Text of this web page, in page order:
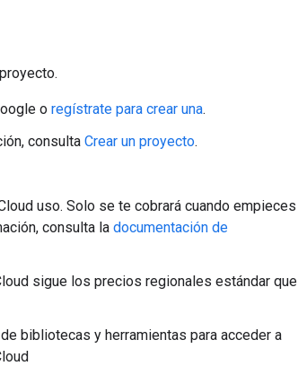
o regístrate para crear una.
consulta Crear un proyecto.
uso. Solo se te cobrará cuando empieces
consulta la documentación de
sigue los precios regionales estándar que
bibliotecas y herramientas para acceder a